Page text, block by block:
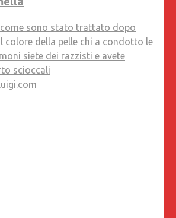
come sono stato trattato dopo
colore della pelle chi a condotto le
siete dei razzisti e avete
scioccali